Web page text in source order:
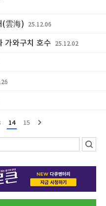
(雲海) 25.12.06
가와구치 호수 25.12.02
14 15